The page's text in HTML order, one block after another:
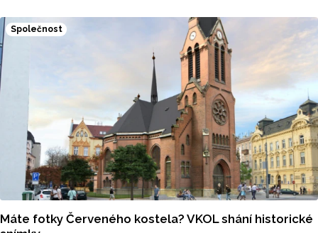
Společnost
Máte fotky Červeného kostela? VKOL shání historické